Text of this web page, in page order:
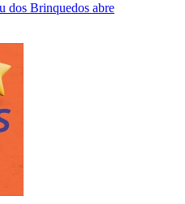
dos Brinquedos abre